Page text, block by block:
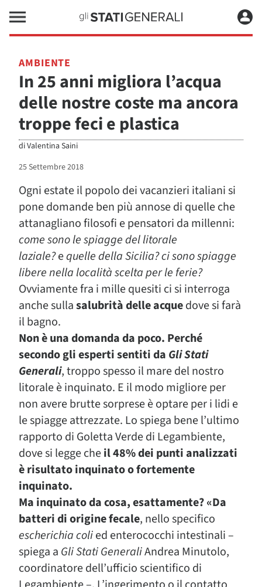
AMBIENTE
In 25 anni migliora l’acqua
delle nostre coste ma ancora
troppe feci e plastica
diValentina Saini
25 Settembre 2018
Ogni estate il popolo dei vacanzieri italiani si
pone domande ben più annose di quelle che
attanagliano filosofi e pensatori da millenni:
come sono le spiagge del litorale
laziale?equelle della Sicilia? ci sono spiagge
libere nella località scelta per le ferie?
Ovviamente fra i mille quesiti ci si interroga
anche sullasalubrità delle acquedove si farà
il bagno.
Non è una domanda da poco. Perché
secondo gli esperti sentiti da Gli Stati
Generali, troppo spesso il mare del nostro
litorale è inquinato. E il modo migliore per
non avere brutte sorprese è optare per i lidi e
le spiagge attrezzate. Lo spiega bene l’ultimo
rapporto di Goletta Verde di Legambiente,
dove si legge cheil 48% dei punti analizzati
è risultato inquinato o fortemente
inquinato.
Ma inquinato da cosa, esattamente? «Da
batteri di origine fecale, nello specifico
escherichia colied enterococchi intestinali –
spiega a Gli Stati GeneraliAndrea Minutolo,
coordinatore dell’ufficio scientifico di